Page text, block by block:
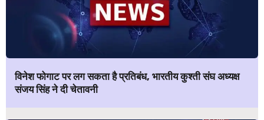
विनेश फोगाट पर लग सकता है प्रतिबंध, भारतीय कुश्ती संघ अध्यक्ष
संजय सिंह ने दी चेतावनी